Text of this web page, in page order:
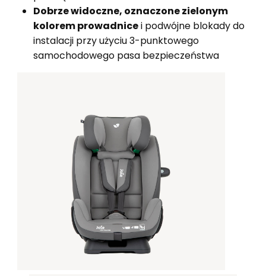
Dobrze widoczne, oznaczone zielonym
kolorem prowadnicei podwójne blokady do
instalacji przy użyciu 3-punktowego
samochodowego pasa bezpieczeństwa